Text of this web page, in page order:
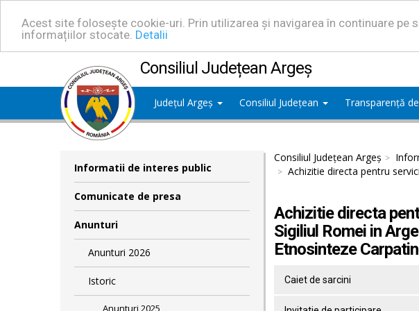
Acest site folosește cookie-uri. Prin utilizarea și navigarea în continuare
informațiilor stocate. Detalii
Consiliul Județean Argeș
Județul Argeș Consiliul Județean Transparență
Informatii de interes public
Comunicate de presa
Anunturi
Anunturi 2026
Istoric
Anunturi 2025
Consiliul Județean Argeș
Achizitie directa pentru
Achizitie directa
Sigiliul Romei in
Etnosinteze
Caiet de sarcini